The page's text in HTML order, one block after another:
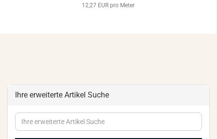
12,27 EUR pro Meter
Ihre erweiterte Artikel Suche
Ihre
erweiterte